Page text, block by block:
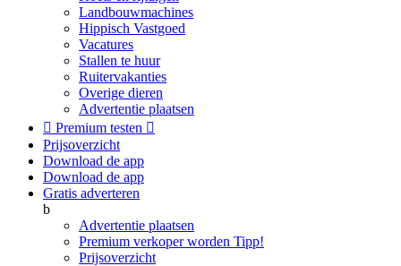
Landbouwmachines
Hippisch Vastgoed
Vacatures
Stallen te huur
Ruitervakanties
Overige dieren
Advertentie plaatsen
 Premium testen 
Prijsoverzicht
Download de app
Download de app
Gratis adverteren
b
Advertentie plaatsen
Premium verkoper worden Tipp!
Prijsoverzicht